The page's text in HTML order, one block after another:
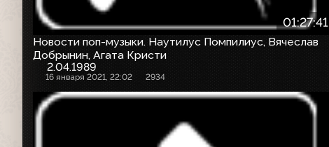
01:27:41
Новости поп-музыки. Наутилус Помпилиус, Вячеслав
Добрынин, Агата Кристи
2.04.1989
16 января 2021, 22:02 2934